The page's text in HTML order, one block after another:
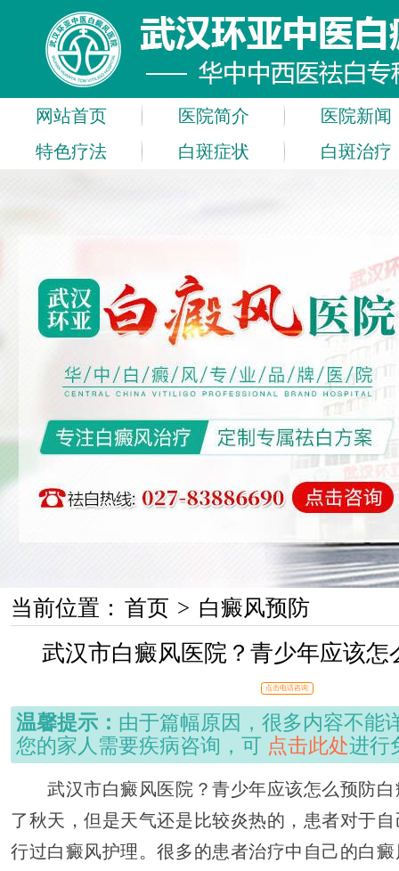
网站首页 医院简介
医院新闻
特色疗法
白斑症状 白斑治疗
当前位置： 首页 > 白癜风预防
武汉市白癜风医院？青少年应该怎
点击电话咨询
温馨提示： 由于篇幅原因，很多内容不能
您的家人需要疾病咨询，可 点击此处进行
武汉市白癜风医院？青少年应该怎么预防白
了秋天，但是天气还是比较炎热的，患者对于
行过白癜风护理。很多的患者治疗中自己的白